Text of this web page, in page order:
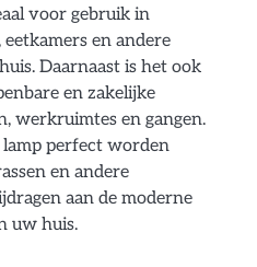
voor gebruik in
en andere
Daarnaast is het ook
en zakelijke
werkruimtes en gangen.
perfect worden
en andere
aan de moderne
uw huis.